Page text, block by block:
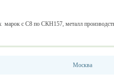
марок с С8 по СКН157, металл
Москва